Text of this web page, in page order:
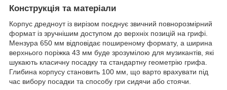
Конструкція та матеріали
Корпус дредноут із вирізом поєднує звичний повнорозмірний
формат із зручнішим доступом до верхніх позицій на грифі.
Мензура 650 мм відповідає поширеному формату, а ширина
верхнього поріжка 43 мм буде зрозумілою для музикантів, які
шукають класичну посадку та стандартну геометрію грифа.
Глибина корпусу становить 100 мм, що варто врахувати під
час вибору посадки та способу гри сидячи або стоячи.